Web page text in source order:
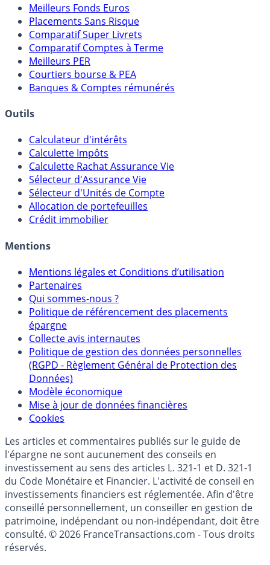
Meilleures Assurances-Vie
Meilleurs Fonds Euros
Placements Sans Risque
Comparatif Super Livrets
Comparatif Comptes à Terme
Meilleurs PER
Banques & Comptes rémunérés
Outils
Calculateur d'intérêts
Calculette Impôts
Calculette Rachat Assurance Vie
Sélecteur d'Assurance Vie
Sélecteur d'Unités de Compte
Crédit immobilier
Mentions
Mentions légales et Conditions d’utilisation
Partenaires
Qui sommes-nous ?
Politique de référencement des placements
épargne
Collecte avis internautes
Politique de gestion des données personnelles
(RGPD - Règlement Général de Protection des
Données)
Modèle économique
Cookies
Les articles et commentaires publiés sur le guide de
l'épargne ne sont aucunement des conseils en
investissement au sens des articles L. 321-1 et D. 321-1
du Code Monétaire et Financier. L'activité de conseil en
investissements financiers est réglementée. Afin d'être
conseillé personnellement, un conseiller en gestion de
patrimoine, indépendant ou non-indépendant, doit être